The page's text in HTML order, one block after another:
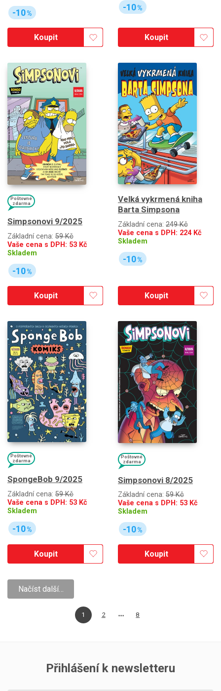
-10%
Koupit
-10%
Koupit
Poštovné
zdarma
Simpsonovi 9/2025
Základní cena: 59 Kč
Vaše cena s DPH: 53 Kč
Skladem
-10%
Koupit
Velká vykrmená kniha
Barta Simpsona
Základní cena: 249 Kč
Vaše cena s DPH: 224Kč
Skladem
-10%
Koupit
Poštovné
zdarma
SpongeBob 9/2025
Základní cena: 59 Kč
Vaše cena s DPH: 53 Kč
Skladem
-10%
Koupit
Poštovné
zdarma
Simpsonovi 8/2025
Základní cena: 59 Kč
Vaše cena s DPH: 53 Kč
Skladem
-10%
Koupit
Načíst další…
1 2 8
Přihlášení k newsletteru